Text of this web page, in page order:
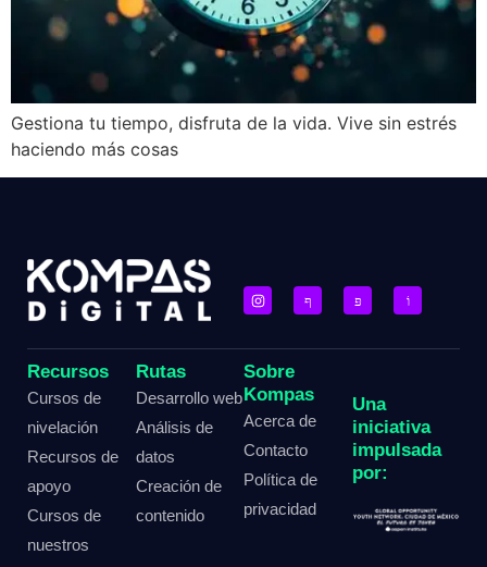
Gestiona tu tiempo, disfruta de la vida. Vive sin estrés
haciendo más cosas
Recursos
Cursos de
nivelación
Recursos de
apoyo
Cursos de
nuestros
Rutas
Desarrollo web
Análisis de
datos
Creación de
contenido
Sobre
Kompas
Acerca de
Contacto
Política de
privacidad
Una
iniciativa
impulsada
por: